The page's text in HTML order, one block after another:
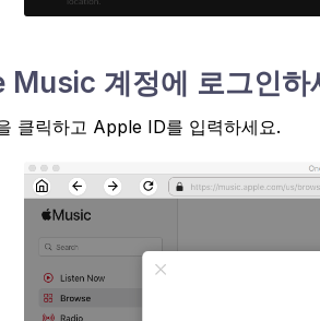
Music 계정에 로그인하
클릭하고 Apple ID를 입력하세요.